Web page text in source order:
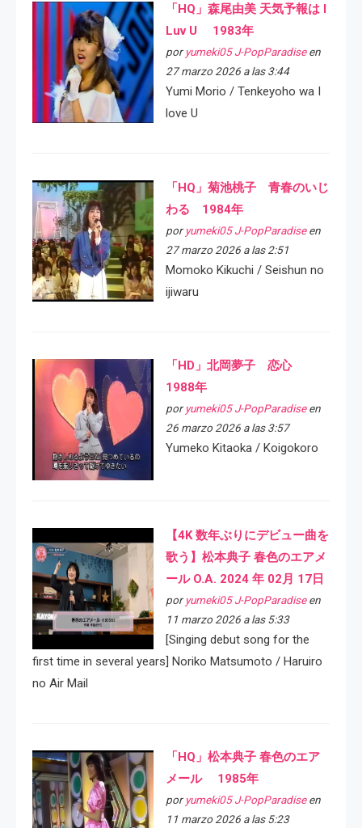
「HQ」森尾由美 天気予報は I
Luv U 1983年
por yumeki05 J-PopParadiseen
27 marzo 2026 a las 3:44
Yumi Morio / Tenkeyoho wa I
love U
「HQ」菊池桃子 青春のいじ
わる 1984年
por yumeki05 J-PopParadiseen
27 marzo 2026 a las 2:51
Momoko Kikuchi / Seishun no
ijiwaru
「HD」北岡夢子 恋心
1988年
por yumeki05 J-PopParadiseen
26 marzo 2026 a las 3:57
Yumeko Kitaoka / Koigokoro
【4K 数年ぶりにデビュー曲を
歌う】松本典子 春色のエアメ
ール O.A. 2024 年 02月 17日
por yumeki05 J-PopParadiseen
11 marzo 2026 a las 5:33
[Singing debut song for the
first time in several years] Noriko Matsumoto / Haruiro
no Air Mail
「HQ」松本典子 春色のエア
メール 1985年
por yumeki05 J-PopParadiseen
11 marzo 2026 a las 5:23